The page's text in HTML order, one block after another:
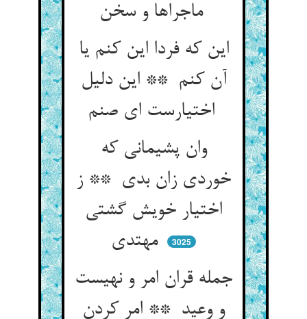
ماجراها و سخن
این که فردا این کنم یا
آن کنم ** این دلیل
اختیارست ای صنم
وان پشیمانی که
خوردی زان بدی ** ز
اختیار خویش گشتی
مهتدی
3025
جمله قران امر و نهیست
و وعید ** امر کردن